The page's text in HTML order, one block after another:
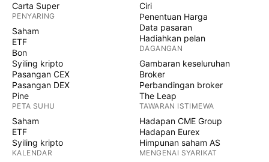
Carta Super
PENYARING
Saham
ETF
Bon
Syiling kripto
Pasangan CEX
Pasangan DEX
Pine
PETA SUHU
Saham
ETF
Syiling kripto
KALENDAR
Ciri
Penentuan Harga
Data pasaran
Hadiahkan pelan
DAGANGAN
Gambaran keseluruhan
Broker
Perbandingan broker
The Leap
TAWARAN ISTIMEWA
Hadapan CME Group
Hadapan Eurex
Himpunan saham AS
MENGENAI SYARIKAT